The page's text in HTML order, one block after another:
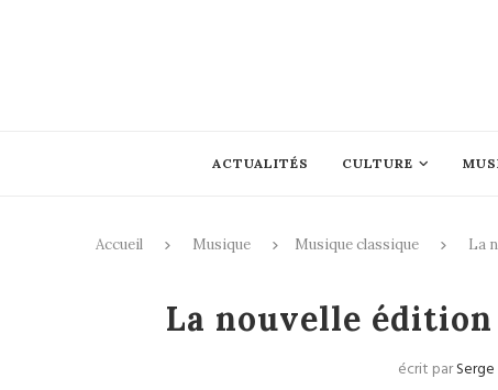
ACTUALITÉS CULTURE
Accueil Musique Musique classique La
La nouvelle édition
écrit par